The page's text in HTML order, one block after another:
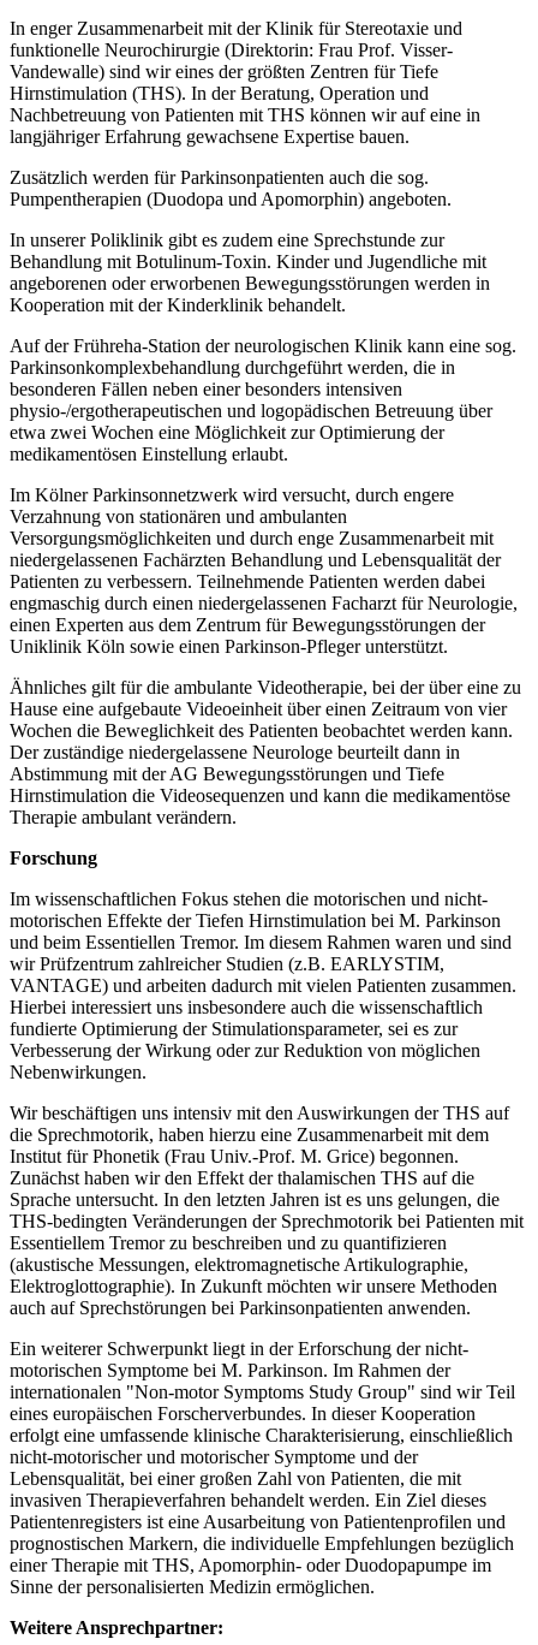
In enger Zusammenarbeit mit der Klinik für Stereotaxie und
funktionelle Neurochirurgie (Direktorin: Frau Prof. Visser-
Vandewalle) sind wir eines der größten Zentren für Tiefe
Hirnstimulation (THS). In der Beratung, Operation und
Nachbetreuung von Patienten mit THS können wir auf eine in
langjähriger Erfahrung gewachsene Expertise bauen.
Zusätzlich werden für Parkinsonpatienten auch die sog.
Pumpentherapien (Duodopa und Apomorphin) angeboten.
In unserer Poliklinik gibt es zudem eine Sprechstunde zur
Behandlung mit Botulinum-Toxin. Kinder und Jugendliche mit
angeborenen oder erworbenen Bewegungsstörungen werden in
Kooperation mit der Kinderklinik behandelt.
Auf der Frühreha-Station der neurologischen Klinik kann eine sog.
Parkinsonkomplexbehandlung durchgeführt werden, die in
besonderen Fällen neben einer besonders intensiven
physio-/ergotherapeutischen und logopädischen Betreuung über
etwa zwei Wochen eine Möglichkeit zur Optimierung der
medikamentösen Einstellung erlaubt.
Im Kölner Parkinsonnetzwerk wird versucht, durch engere
Verzahnung von stationären und ambulanten
Versorgungsmöglichkeiten und durch enge Zusammenarbeit mit
niedergelassenen Fachärzten Behandlung und Lebensqualität der
Patienten zu verbessern. Teilnehmende Patienten werden dabei
engmaschig durch einen niedergelassenen Facharzt für Neurologie,
einen Experten aus dem Zentrum für Bewegungsstörungen der
Uniklinik Köln sowie einen Parkinson-Pfleger unterstützt.
Ähnliches gilt für die ambulante Videotherapie, bei der über eine zu
Hause eine aufgebaute Videoeinheit über einen Zeitraum von vier
Wochen die Beweglichkeit des Patienten beobachtet werden kann.
Der zuständige niedergelassene Neurologe beurteilt dann in
Abstimmung mit der AG Bewegungsstörungen und Tiefe
Hirnstimulation die Videosequenzen und kann die medikamentöse
Therapie ambulant verändern.
Forschung
Im wissenschaftlichen Fokus stehen die motorischen und nicht-
motorischen Effekte der Tiefen Hirnstimulation bei M. Parkinson
und beim Essentiellen Tremor. Im diesem Rahmen waren und sind
wir Prüfzentrum zahlreicher Studien (z.B. EARLYSTIM,
VANTAGE) und arbeiten dadurch mit vielen Patienten zusammen.
Hierbei interessiert uns insbesondere auch die wissenschaftlich
fundierte Optimierung der Stimulationsparameter, sei es zur
Verbesserung der Wirkung oder zur Reduktion von möglichen
Nebenwirkungen.
Wir beschäftigen uns intensiv mit den Auswirkungen der THS auf
die Sprechmotorik, haben hierzu eine Zusammenarbeit mit dem
Institut für Phonetik (Frau Univ.-Prof. M. Grice) begonnen.
Zunächst haben wir den Effekt der thalamischen THS auf die
Sprache untersucht. In den letzten Jahren ist es uns gelungen, die
THS-bedingten Veränderungen der Sprechmotorik bei Patienten mit
Essentiellem Tremor zu beschreiben und zu quantifizieren
(akustische Messungen, elektromagnetische Artikulographie,
Elektroglottographie). In Zukunft möchten wir unsere Methoden
auch auf Sprechstörungen bei Parkinsonpatienten anwenden.
Ein weiterer Schwerpunkt liegt in der Erforschung der nicht-
motorischen Symptome bei M. Parkinson. Im Rahmen der
internationalen "Non-motor Symptoms Study Group" sind wir Teil
eines europäischen Forscherverbundes. In dieser Kooperation
erfolgt eine umfassende klinische Charakterisierung, einschließlich
nicht-motorischer und motorischer Symptome und der
Lebensqualität, bei einer großen Zahl von Patienten, die mit
invasiven Therapieverfahren behandelt werden. Ein Ziel dieses
Patientenregisters ist eine Ausarbeitung von Patientenprofilen und
prognostischen Markern, die individuelle Empfehlungen bezüglich
einer Therapie mit THS, Apomorphin- oder Duodopapumpe im
Sinne der personalisierten Medizin ermöglichen.
Weitere Ansprechpartner: